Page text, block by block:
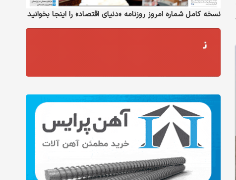
نسخه کامل شماره امروز روزنامه «دنیای‌ اقتصاد» را اینجا بخوانید